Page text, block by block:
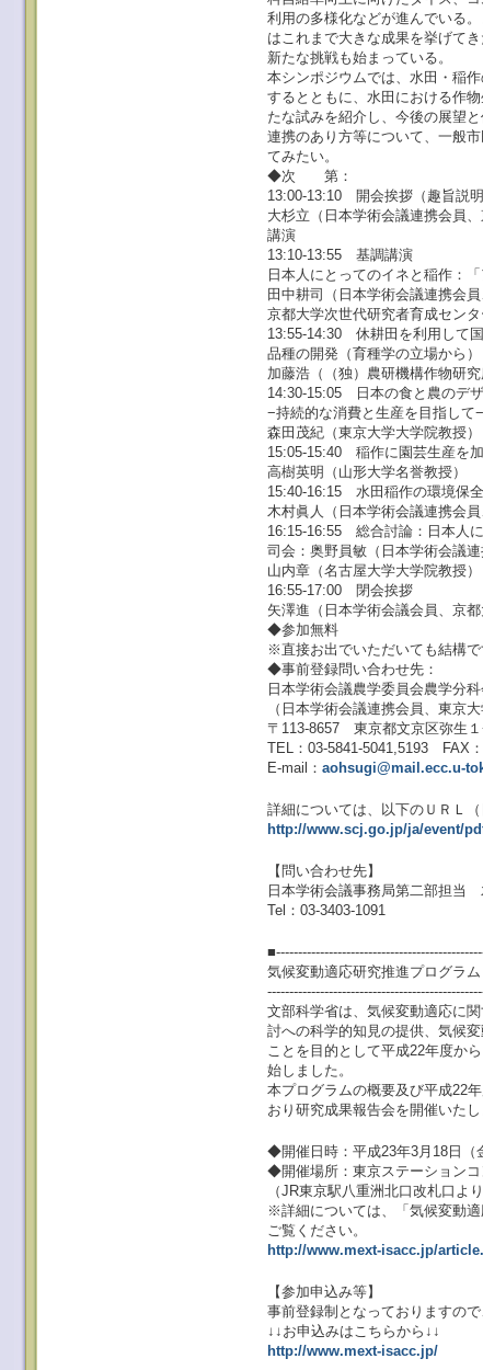
利用の多様化などが進んでいる
はこれまで大きな成果を挙げて
新たな挑戦も始まっている。
本シンポジウムでは、水田・稲
するとともに、水田における作
たな試みを紹介し、今後の展望
連携のあり方等について、一般
てみたい。
◆次 第：
13:00-13:10 開会挨拶（趣旨説明
大杉立（日本学術会議連携会員、
講演
13:10-13:55 基調講演
日本人にとってのイネと稲作：
田中耕司（日本学術会議連携会員
京都大学次世代研究者育成センタ
13:55-14:30 休耕田を利用して
品種の開発（育種学の立場から）
加藤浩（（独）農研機構作物研究
14:30-15:05 日本の食と農のデ
−持続的な消費と生産を目指して
森田茂紀（東京大学大学院教授）
15:05-15:40 稲作に園芸生産を
高樹英明（山形大学名誉教授）
15:40-16:15 水田稲作の環境保
木村眞人（日本学術会議連携会
16:15-16:55 総合討論：日本人
司会：奥野員敏（日本学術会議
山内章（名古屋大学大学院教授）
16:55-17:00 閉会挨拶
矢澤進（日本学術会議会員、京都
◆参加無料
※直接お出でいただいても結構で
◆事前登録問い合わせ先：
日本学術会議農学委員会農学
（日本学術会議連携会員、東京
〒113-8657 東京都文京区弥生１
TEL：03-5841-5041,5193 FAX
E-mail：aohsugi@mail.ecc.u-
詳細については、以下のＵＲＬ
http://www.scj.go.jp/ja/event/
【問い合わせ先】
日本学術会議事務局第二部担当
Tel：03-3403-1091
気候変動適応研究推進プログラ
文部科学省は、気候変動適応に
討への科学的知見の提供、気候
ことを目的として平成22年度か
始しました。
本プログラムの概要及び平成22
おり研究成果報告会を開催いた
◆開催日時：平成23年3月18日（
◆開催場所：東京ステーションコ
（JR東京駅八重洲北口改札口よ
※詳細については、「気候変動
ご覧ください。
http://www.mext-isacc.jp/
【参加申込み等】
事前登録制となっておりますの
↓↓お申込みはこちらから↓↓
http://www.mext-isacc.jp/